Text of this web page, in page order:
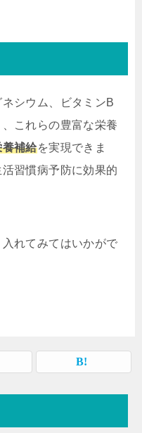
シウム、ビタミンB
これらの豊富な栄養
補給を実現できま
習慣病予防に効果的
れてみてはいかがで